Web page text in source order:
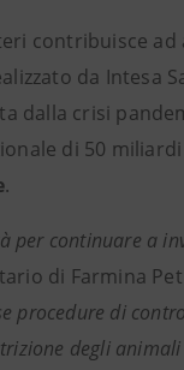
contribuisce
da Intesa
dalla crisi
di 50
.
per continuare a
di Farmina
procedure di
degli